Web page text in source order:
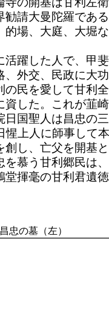
勧請大曼陀羅であ
場、大庭、大堀
活躍した人で、甲
外交、民政に大
民を愛して甘利
資した。これが韮
日国聖人は昌忠の
惺上人に師事して
し、亡父を開基
慕う甘利郷民は
揮毫の甘利君遺
忠の墓（左）